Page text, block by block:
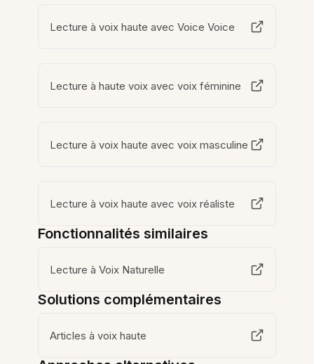
Lecture à voix haute avec Voice Voice
Lecture à haute voix avec voix féminine
Lecture à voix haute avec voix masculine
Lecture à voix haute avec voix réaliste
Fonctionnalités similaires
Lecture à Voix Naturelle
Solutions complémentaires
Articles à voix haute